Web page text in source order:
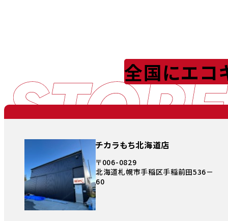
STORE
全国にエコ
チカラもち北海道店
〒006-0829
北海道札幌市手稲区手稲前田536－
60